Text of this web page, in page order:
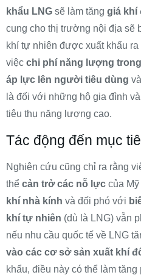
khẩu LNG sẽ làm tăng giá khí
cung cho thị trường nội địa sẽ
khí tự nhiên được xuất khẩu
việc chi phí năng lượng
áp lực lên người tiêu dùng và
là đối với những hộ gia đình
tiêu thụ năng lượng cao.
Tác động đến mục
Nghiên cứu cũng chỉ ra rằng
thể cản trở các nỗ lực của
khí nhà kính và đối phó với
khí tự nhiên (dù là LNG) vẫn
nếu nhu cầu quốc tế về LNG
vào các cơ sở sản xuất khí
khẩu, điều này có thể làm tăng